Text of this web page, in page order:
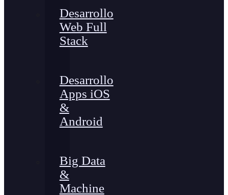
Desarrollo
Web Full
Stack
Desarrollo
Apps iOS
&
Android
Big Data
&
Machine